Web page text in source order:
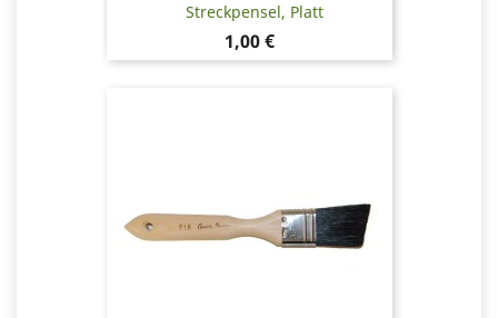
Streckpensel, Platt
Pris
1,00 €